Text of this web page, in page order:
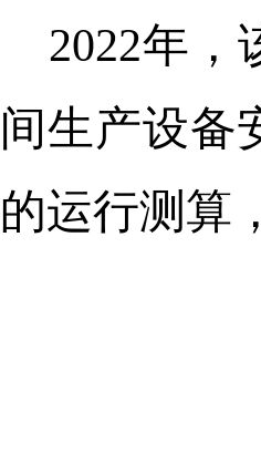
2022年
间生产设备
的运行测算